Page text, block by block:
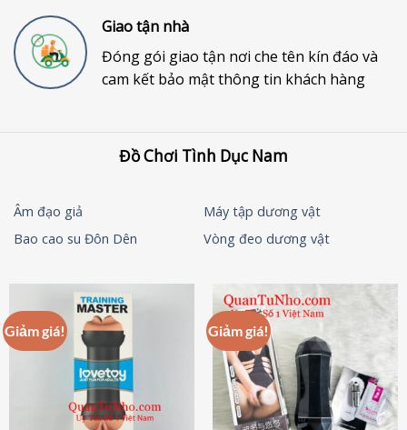
Giao tận nhà
Đóng gói giao tận nơi che tên kín đáo và
cam kết bảo mật thông tin khách hàng
Đồ Chơi Tình Dục Nam
Âm đạo giả
Máy tập dương vật
Bao cao su Đôn Dên
Vòng đeo dương vật
Giảm giá! Giảm giá!